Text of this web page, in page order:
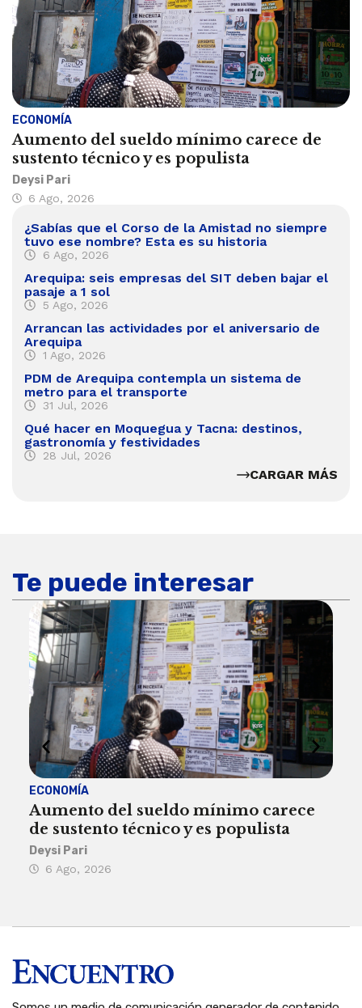
ECONOMÍA
Aumento del sueldo mínimo carece de
sustento técnico y es populista
Deysi Pari
6 Ago, 2026
¿Sabías que el Corso de la Amistad no siempre
tuvo ese nombre? Esta es su historia
6 Ago, 2026
Arequipa: seis empresas del SIT deben bajar el
pasaje a 1 sol
5 Ago, 2026
Arrancan las actividades por el aniversario de
Arequipa
1 Ago, 2026
PDM de Arequipa contempla un sistema de
metro para el transporte
31 Jul, 2026
Qué hacer en Moquegua y Tacna: destinos,
gastronomía y festividades
28 Jul, 2026
CARGAR MÁS
Te puede interesar
ECONOMÍA
Aumento del sueldo mínimo carece
de sustento técnico y es populista
Deysi Pari
6 Ago, 2026